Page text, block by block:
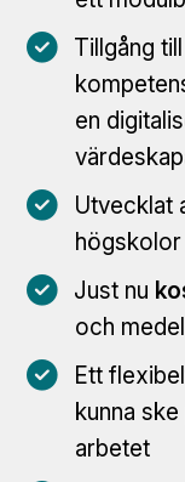
Tillgång
en
Utvecklat
Just nu
och
Ett
kunna
arbetet